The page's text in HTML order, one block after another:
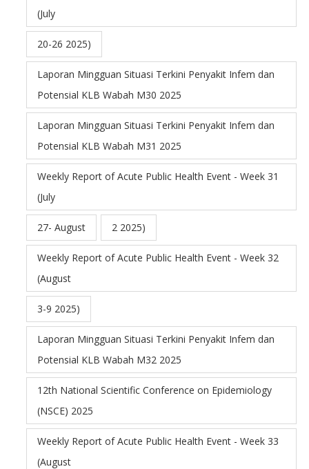
(July
20-26 2025)
Laporan Mingguan Situasi Terkini Penyakit Infem dan
Potensial KLB Wabah M30 2025
Laporan Mingguan Situasi Terkini Penyakit Infem dan
Potensial KLB Wabah M31 2025
Weekly Report of Acute Public Health Event - Week 31
(July
27- August 2 2025)
Weekly Report of Acute Public Health Event - Week 32
(August
3-9 2025)
Laporan Mingguan Situasi Terkini Penyakit Infem dan
Potensial KLB Wabah M32 2025
12th National Scientific Conference on Epidemiology
(NSCE) 2025
Weekly Report of Acute Public Health Event - Week 33
(August